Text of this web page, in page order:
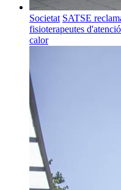
Societat SATSE
fisioterapeutes
calor